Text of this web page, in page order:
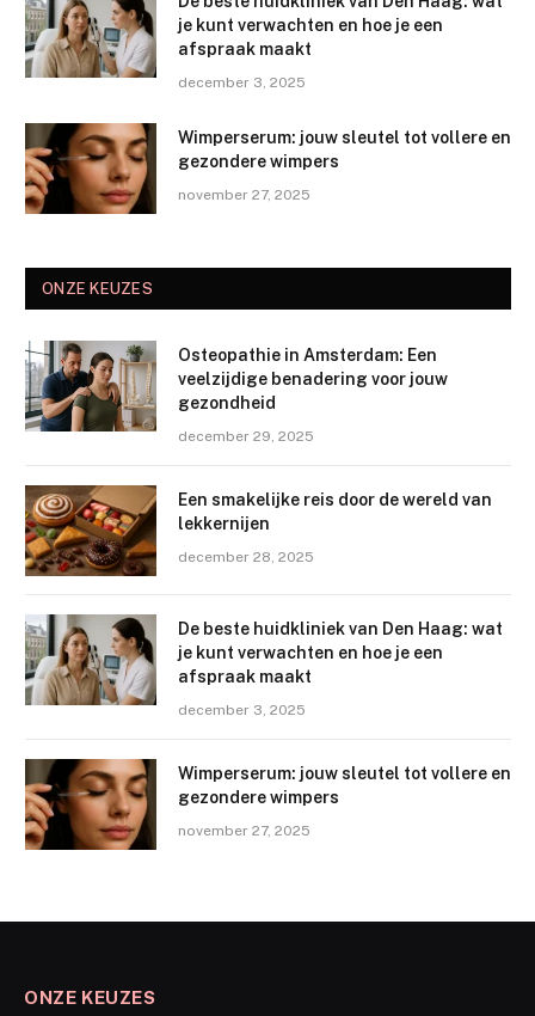
je kunt verwachten en hoe je een
afspraak maakt
december 3, 2025
Wimperserum: jouw sleutel tot vollere en
gezondere wimpers
november 27, 2025
ONZE KEUZES
Osteopathie in Amsterdam: Een
veelzijdige benadering voor jouw
gezondheid
december 29, 2025
Een smakelijke reis door de wereld van
lekkernijen
december 28, 2025
De beste huidkliniek van Den Haag: wat
je kunt verwachten en hoe je een
afspraak maakt
december 3, 2025
Wimperserum: jouw sleutel tot vollere en
gezondere wimpers
november 27, 2025
ONZE KEUZES